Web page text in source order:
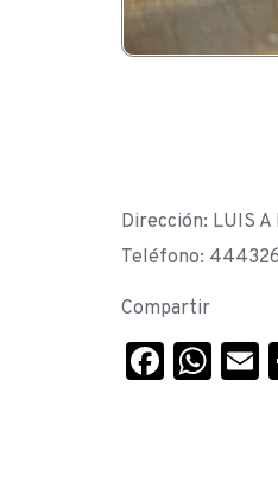
Dirección: LUIS A
Teléfono:
Compartir